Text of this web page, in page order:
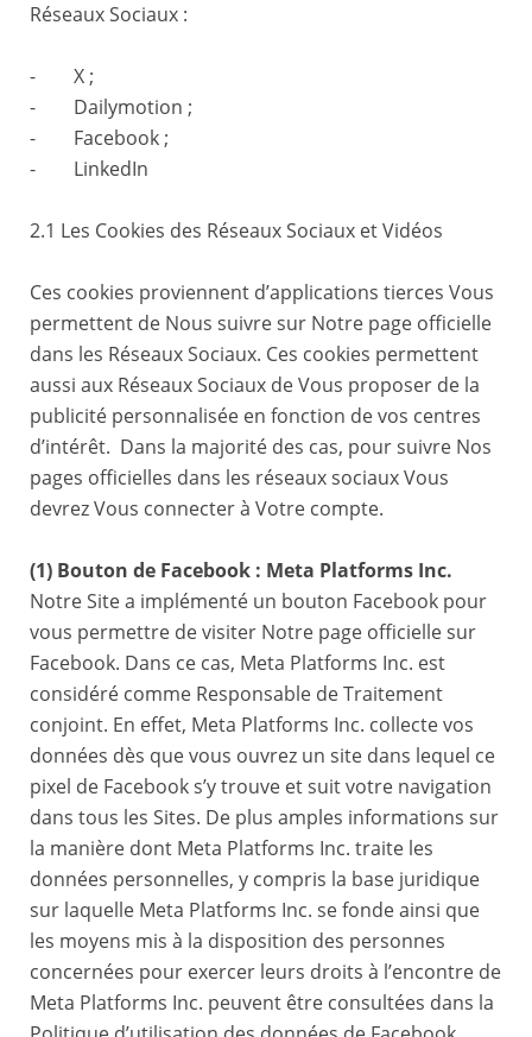
Réseaux Sociaux :
- X ;
- Dailymotion ;
- Facebook ;
- LinkedIn
2.1 Les Cookies des Réseaux Sociaux et Vidéos
Ces cookies proviennent d’applications tierces Vous
permettent de Nous suivre sur Notre page officielle
dans les Réseaux Sociaux. Ces cookies permettent
aussi aux Réseaux Sociaux de Vous proposer de la
publicité personnalisée en fonction de vos centres
d’intérêt. Dans la majorité des cas, pour suivre Nos
pages officielles dans les réseaux sociaux Vous
devrez Vous connecter à Votre compte.
(1) Bouton de Facebook : Meta Platforms Inc.
Notre Site a implémenté un bouton Facebook pour
vous permettre de visiter Notre page officielle sur
Facebook. Dans ce cas, Meta Platforms Inc. est
considéré comme Responsable de Traitement
conjoint. En effet, Meta Platforms Inc. collecte vos
données dès que vous ouvrez un site dans lequel ce
pixel de Facebook s’y trouve et suit votre navigation
dans tous les Sites. De plus amples informations sur
la manière dont Meta Platforms Inc. traite les
données personnelles, y compris la base juridique
sur laquelle Meta Platforms Inc. se fonde ainsi que
les moyens mis à la disposition des personnes
concernées pour exercer leurs droits à l’encontre de
Meta Platforms Inc. peuvent être consultées dans la